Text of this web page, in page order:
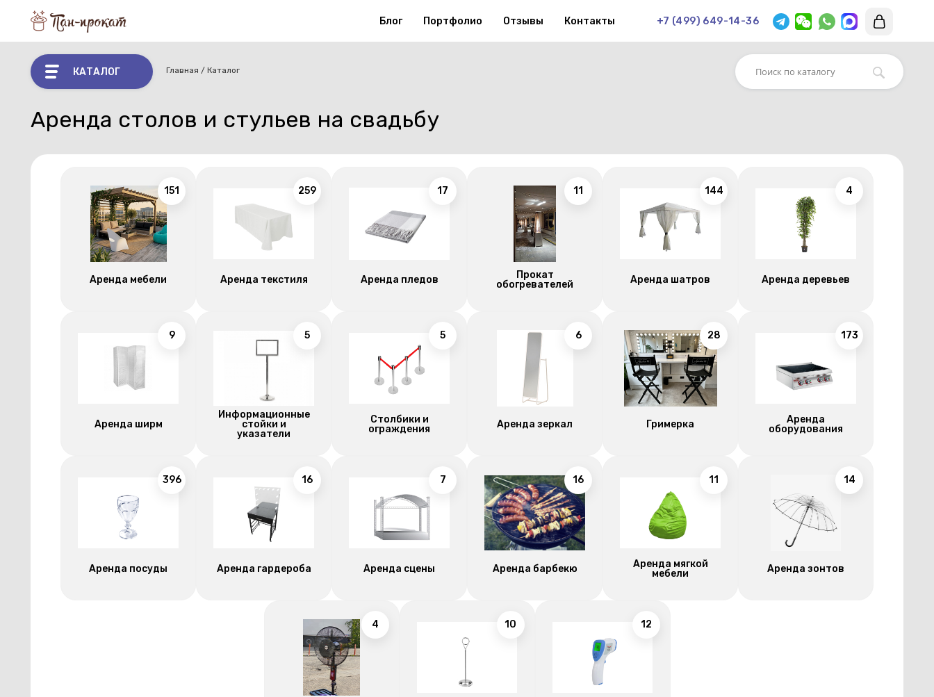
+7 (499) 649-14-36
Блог Портфолио Отзывы Контакты
КАТАЛОГ Главная Каталог
Аренда столов и стульев на свадьбу
151
Аренда мебели
259
Аренда текстиля
17
Аренда пледов
11
Прокат
обогревателей
144
Аренда шатров
4
Аренда деревьев
9
Аренда ширм
5
Информационные
стойки и
указатели
5
Столбики и
ограждения
6
Аренда зеркал
28
Гримерка
173
Аренда
оборудования
396
Аренда посуды
16
Аренда гардероба
7
Аренда сцены
16
Аренда барбекю
11
Аренда мягкой
мебели
14
Аренда зонтов
4 10 12